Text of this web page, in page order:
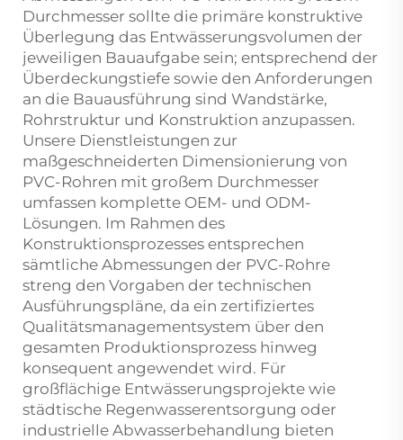
Durchmesser sollte die primäre konstruktive
Überlegung das Entwässerungsvolumen der
jeweiligen Bauaufgabe sein; entsprechend der
Überdeckungstiefe sowie den Anforderungen
an die Bauausführung sind Wandstärke,
Rohrstruktur und Konstruktion anzupassen.
Unsere Dienstleistungen zur
maßgeschneiderten Dimensionierung von
PVC-Rohren mit großem Durchmesser
umfassen komplette OEM- und ODM-
Lösungen. Im Rahmen des
Konstruktionsprozesses entsprechen
sämtliche Abmessungen der PVC-Rohre
streng den Vorgaben der technischen
Ausführungspläne, da ein zertifiziertes
Qualitätsmanagementsystem über den
gesamten Produktionsprozess hinweg
konsequent angewendet wird. Für
großflächige Entwässerungsprojekte wie
städtische Regenwasserentsorgung oder
industrielle Abwasserbehandlung bieten